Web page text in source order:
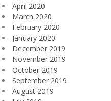
April 2020
March 2020
February 2020
January 2020
December 2019
November 2019
October 2019
September 2019
August 2019